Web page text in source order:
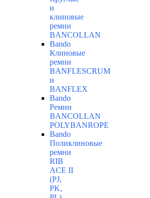
и
клиновые
ремни
BANCOLLAN
Bando
Клиновые
ремни
BANFLESCRUM
и
BANFLEX
Bando
Ремни
BANCOLLAN
POLYBANROPE
Bando
Поликлиновые
ремни
RIB
ACE II
(PJ,
PK,